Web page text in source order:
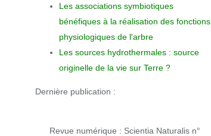
Les associations symbiotiques
bénéfiques à la réalisation des fonctions
physiologiques de l'arbre
Les sources hydrothermales : source
originelle de la vie sur Terre ?
Dernière publication :
Revue numérique : Scientia Naturalis n°